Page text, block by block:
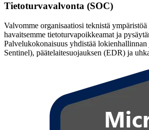
Tietoturvavalvonta (SOC)
Valvomme organisaatiosi teknistä
havaitsemme tietoturvapoikkeamat ja
Palvelukokonaisuus yhdistää
Sentinel), päätelaitesuojauksen (EDR) ja